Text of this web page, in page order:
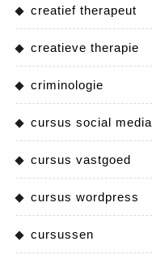
creatief therapeut
creatieve therapie
criminologie
cursus social media
cursus vastgoed
cursus wordpress
cursussen